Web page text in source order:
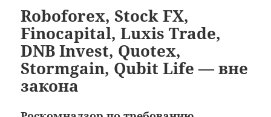
Roboforex, Stock FX,
Finocapital, Luxis Trade,
DNB Invest, Quotex,
Stormgain, Qubit Life — вне
закона